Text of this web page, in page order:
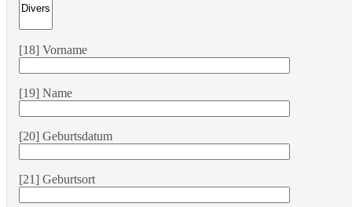
[18] Vorname
[19] Name
[20] Geburtsdatum
[21] Geburtsort